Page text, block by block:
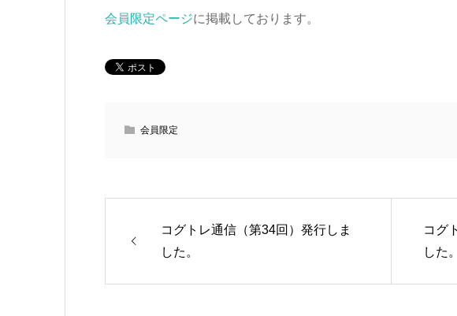
会員限定ページに掲載しております。
会員限定
コグトレ通信（第34回）発行しま
した。
コグ
した。